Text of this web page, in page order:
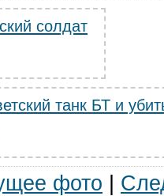
солдат
танк БТ и
фото